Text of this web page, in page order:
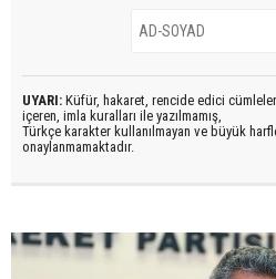
UYARI: Küfür, hakaret, rencide edici
içeren, imla kuralları ile yazılmamış,
Türkçe karakter kullanılmayan ve büyük
onaylanmamaktadır.